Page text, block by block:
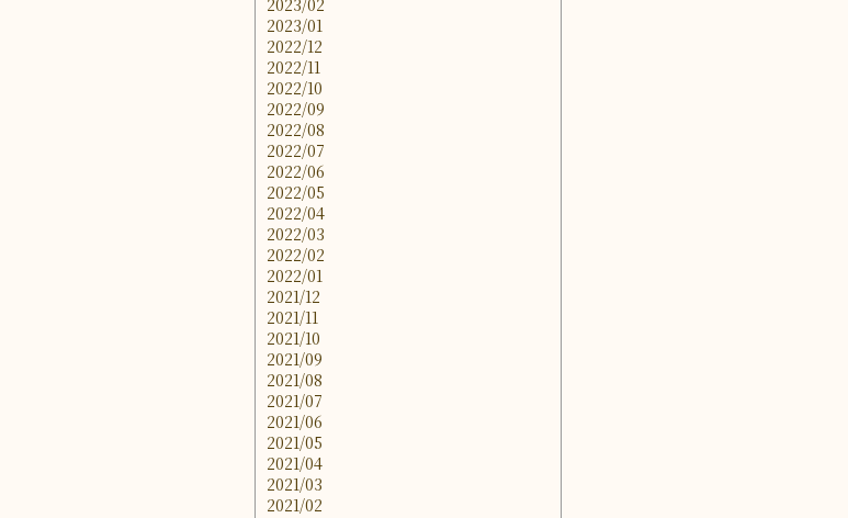
2023/02
2023/01
2022/12
2022/11
2022/10
2022/09
2022/08
2022/07
2022/06
2022/05
2022/04
2022/03
2022/02
2022/01
2021/12
2021/11
2021/10
2021/09
2021/08
2021/07
2021/06
2021/05
2021/04
2021/03
2021/02